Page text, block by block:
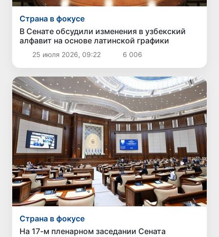
Страна в фокусе
В Сенате обсудили изменения в узбекский
алфавит на основе латинской графики
25 июля 2026, 09:22 6 006
Страна в фокусе
На 17-м пленарном заседании Сената